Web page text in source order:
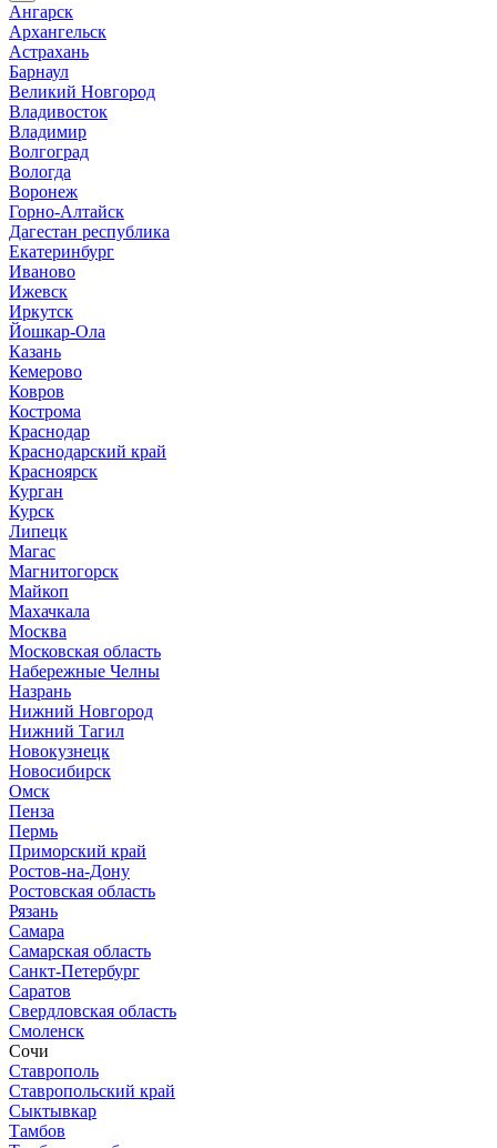
Ангарск
Архангельск
Астрахань
Барнаул
Великий Новгород
Владивосток
Владимир
Волгоград
Вологда
Воронеж
Горно-Алтайск
Дагестан республика
Екатеринбург
Иваново
Ижевск
Иркутск
Йошкар-Ола
Казань
Кемерово
Ковров
Кострома
Краснодар
Краснодарский край
Красноярск
Курган
Курск
Липецк
Магас
Магнитогорск
Майкоп
Махачкала
Москва
Московская область
Набережные Челны
Назрань
Нижний Новгород
Нижний Тагил
Новокузнецк
Новосибирск
Омск
Пенза
Пермь
Приморский край
Ростов-на-Дону
Ростовская область
Рязань
Самара
Самарская область
Санкт-Петербург
Саратов
Свердловская область
Смоленск
Сочи
Ставрополь
Ставропольский край
Сыктывкар
Тамбов